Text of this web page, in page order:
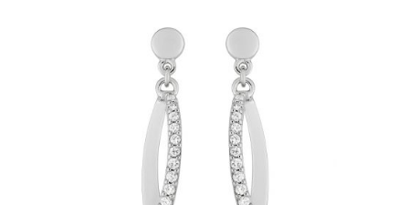
MONTRES
LES GEORGETTES
SWAROVSKI
BONNES AFFAIRES
CARTES CADEAUX